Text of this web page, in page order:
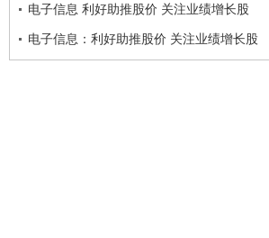
电子信息 利好助推股价 关注业绩增长股
电子信息：利好助推股价 关注业绩增长股